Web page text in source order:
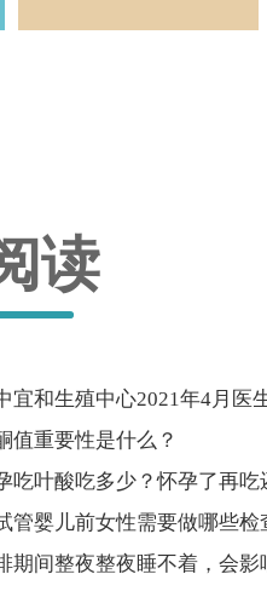
读
宜和生殖中心2021年4月医
值重要性是什么？
吃叶酸吃多少？怀孕了再吃
管婴儿前女性需要做哪些检
期间整夜整夜睡不着，会影